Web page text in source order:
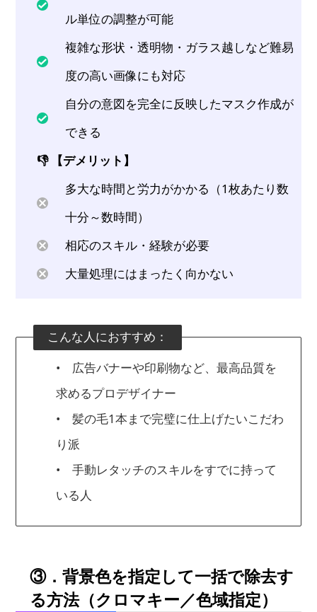
ル単位の調整が可能
複雑な形状・透明物・ガラス越しなど難易
度の高い画像にも対応
自分の意図を完全に反映したマスク作成が
できる
👎 【デメリット】
多大な時間と労力がかかる（1枚あたり数
十分～数時間）
相応のスキル・経験が必要
大量処理にはまったく向かない
こんな人におすすめ：
• 広告バナーや印刷物など、最高品質を
求めるプロデザイナー
• 髪の毛1本まで完璧に仕上げたいこだわ
り派
• 手動レタッチのスキルをすでに持って
いる人
③．背景色を指定して一括で除去す
る方法（クロマキー／色域指定）